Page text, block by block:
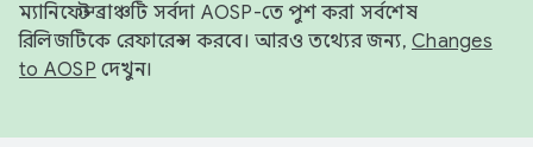
ম্যানিফেস্ট ব্রাঞ্চটি সর্বদা AOSP-তে পুশ করা সর্বশেষ
রিলিজটিকে রেফারেন্স করবে। আরও তথ্যের জন্য, Changes
to AOSP দেখুন।